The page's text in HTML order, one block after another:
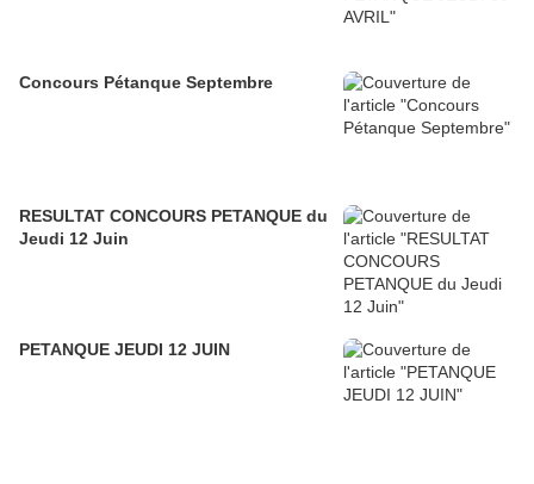
Concours Pétanque Septembre
RESULTAT CONCOURS PETANQUE du
Jeudi 12 Juin
PETANQUE JEUDI 12 JUIN